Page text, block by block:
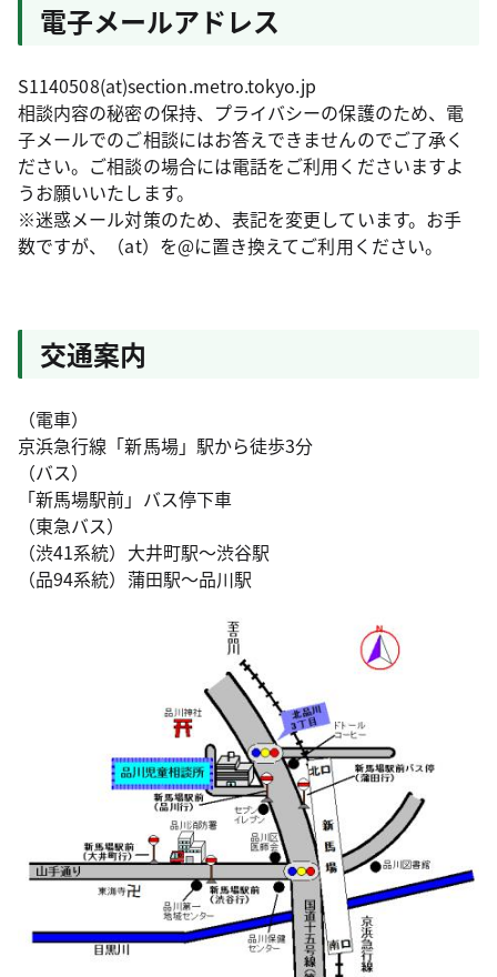
電子メールアドレス
S1140508(at)section.metro.tokyo.jp
相談内容の秘密の保持、プライバシーの保護のため、電
子メールでのご相談にはお答えできませんのでご了承く
ださい。ご相談の場合には電話をご利用くださいますよ
うお願いいたします。
※迷惑メール対策のため、表記を変更しています。お手
数ですが、（at）を@に置き換えてご利用ください。
交通案内
（電車）
京浜急行線「新馬場」駅から徒歩3分
（バス）
「新馬場駅前」バス停下車
（東急バス）
（渋41系統）大井町駅～渋谷駅
（品94系統）蒲田駅～品川駅